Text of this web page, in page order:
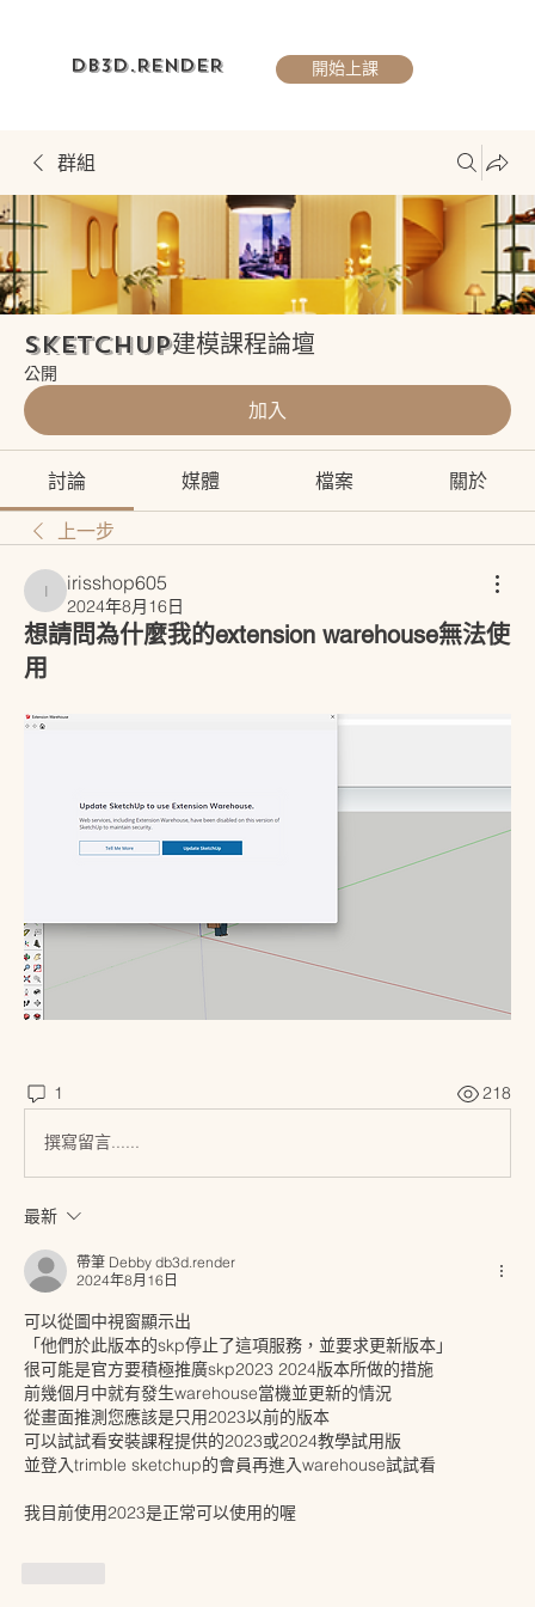
DB3D.RENDER 開始上課
群組
Sketchup建模課程論壇
公開
加入
討論 媒體 檔案 關於
上一步
irisshop605
irisshop605
2024年8月16日
想請問為什麼我的extension warehouse無法使
用
1 218
撰寫留言......
最新
帶筆 Debby db3d.render
2024年8月16日
可以從圖中視窗顯示出
「他們於此版本的skp停止了這項服務，並要求更新版本」
很可能是官方要積極推廣skp2023 2024版本所做的措施
前幾個月中就有發生warehouse當機並更新的情況
從畫面推測您應該是只用2023以前的版本
可以試試看安裝課程提供的2023或2024教學試用版
並登入trimble sketchup的會員再進入warehouse試試看
我目前使用2023是正常可以使用的喔